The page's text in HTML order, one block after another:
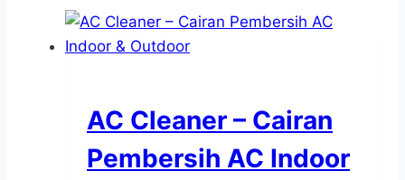
AC Cleaner – Cairan
Pembersih AC Indoor